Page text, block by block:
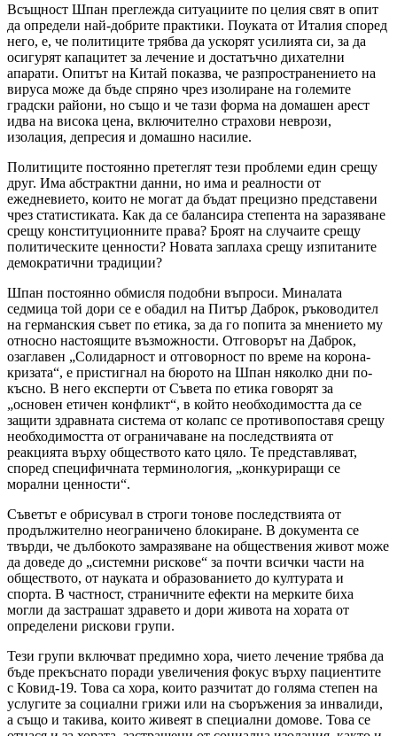
Всъщност Шпан преглежда ситуациите по целия свят в опит
да определи най-добрите практики. Поуката от Италия според
него, е, че политиците трябва да ускорят усилията си, за да
осигурят капацитет за лечение и достатъчно дихателни
апарати. Опитът на Китай показва, че разпространението на
вируса може да бъде спряно чрез изолиране на големите
градски райони, но също и че тази форма на домашен арест
идва на висока цена, включително страхови неврози,
изолация, депресия и домашно насилие.
Политиците постоянно претеглят тези проблеми един срещу
друг. Има абстрактни данни, но има и реалности от
ежедневието, които не могат да бъдат прецизно представени
чрез статистиката. Как да се балансира степента на заразяване
срещу конституционните права? Броят на случаите срещу
политическите ценности? Новата заплаха срещу изпитаните
демократични традиции?
Шпан постоянно обмисля подобни въпроси. Миналата
седмица той дори се е обадил на Питър Даброк, ръководител
на германския съвет по етика, за да го попита за мнението му
относно настоящите възможности. Отговорът на Даброк,
озаглавен „Солидарност и отговорност по време на корона-
кризата“, е пристигнал на бюрото на Шпан няколко дни по-
късно. В него експерти от Съвета по етика говорят за
„основен етичен конфликт“, в който необходимостта да се
защити здравната система от колапс се противопоставя срещу
необходимостта от ограничаване на последствията от
реакцията върху обществото като цяло. Те представляват,
според специфичната терминология, „конкуриращи се
морални ценности“.
Съветът е обрисувал в строги тонове последствията от
продължително неограничено блокиране. В документа се
твърди, че дълбокото замразяване на обществения живот може
да доведе до „системни рискове“ за почти всички части на
обществото, от науката и образованието до културата и
спорта. В частност, страничните ефекти на мерките биха
могли да застрашат здравето и дори живота на хората от
определени рискови групи.
Тези групи включват предимно хора, чието лечение трябва да
бъде прекъснато поради увеличения фокус върху пациентите
с Ковид-19. Това са хора, които разчитат до голяма степен на
услугите за социални грижи или на съоръжения за инвалиди,
а също и такива, които живеят в специални домове. Това се